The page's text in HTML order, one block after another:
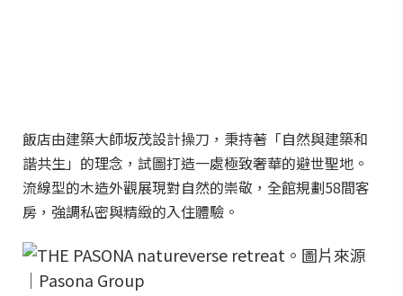
飯店由建築大師坂茂設計操刀，秉持著「自然與建築和
諧共生」的理念，試圖打造一處極致奢華的避世聖地。
流線型的木造外觀展現對自然的崇敬，全館規劃58間客
房，強調私密與精緻的入住體驗。